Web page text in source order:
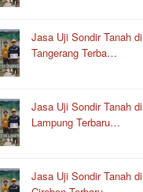
Jasa Uji Sondir Tanah di
Tangerang Terba…
Jasa Uji Sondir Tanah di
Lampung Terbaru…
Jasa Uji Sondir Tanah di